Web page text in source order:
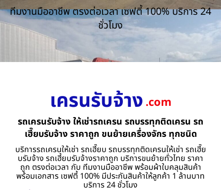
ทีมงานมืออาชีพ ตรงต่อเวลา เซฟตี้ 100% บริการ 24
ชั่วโมง
เครนรับจ้าง .com
รถเครนรับจ้าง ให้เช่ารถเครน รถบรรทุกติดเครน รถ
เฮี๊ยบรับจ้าง ราคาถูก ขนย้ายเครื่องจักร ทุกชนิด
บริการรถเครนให้เช่า รถเฮี๊ยบ รถบรรทุกติดเครนให้เช่า รถเฮี๊ย
บรับจ้าง รถเฮี้ยบรับจ้างราคาถูก บริการขนย้ายทั่วไทย ราคา
ถูก ตรงต่อเวลา กับ ทีมงานมืออาชีพ พร้อมผ้าใบคลุมสินค้า
พร้อมเอกสาร เซฟตี้ 100% มีประกันสินค้าให้ลูกค้า 1 ล้านบาท
บริการ 24 ชั่วโมง